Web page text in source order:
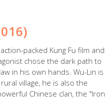
packed Kung Fu film and
chose the dark path to
in his own hands. Wu-Lin is
village, he is also the
Chinese clan, the "Iron